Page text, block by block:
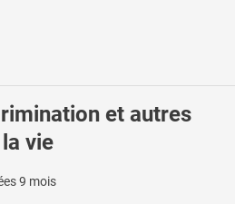
et autres
vie
9 mois